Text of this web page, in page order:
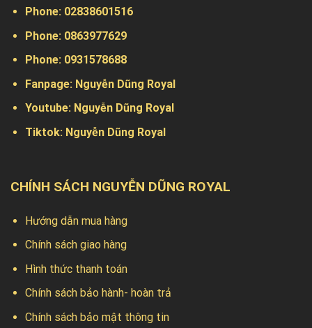
Phone: 02838601516
Phone: 0863977629
Phone: 0931578688
Fanpage: Nguyễn Dũng Royal
Youtube: Nguyễn Dũng Royal
Tiktok: Nguyễn Dũng Royal
CHÍNH SÁCH NGUYỄN DŨNG ROYAL
Hướng dẫn mua hàng
Chính sách giao hàng
Hình thức thanh toán
Chính sách bảo hành- hoàn trả
Chính sách bảo mật thông tin